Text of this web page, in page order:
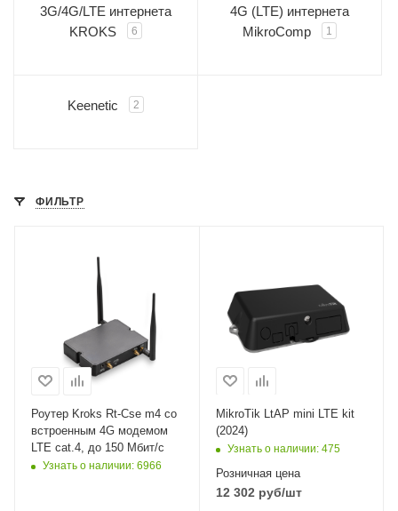
3G/4G/LTE интернета
KROKS
6
4G (LTE) интернета
MikroComp
1
Keenetic 2
ФИЛЬТР
Роутер Kroks Rt-Cse m4 со
встроенным 4G модемом
LTE cat.4, до 150 Мбит/с
Узнать о наличии: 6966
Один 2G / 3G / LTE6
Проводные,
оптические
интерфейсы
Ethernet
Wi-Fi интерфейсы
2.4 ГГц 802.11b/g/n
MIMO2x2
MikroTik LtAP mini LTE kit
(2024)
Узнать о наличии: 475
Розничная цена
12 302 руб/шт